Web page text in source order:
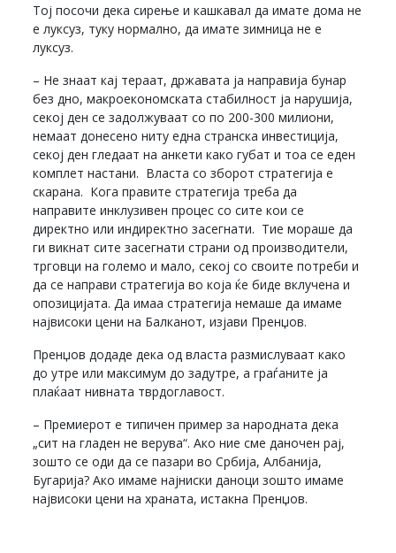
Тој посочи дека сирење и кашкавал да имате дома не
е луксуз, туку нормално, да имате зимница не е
луксуз.
– Не знаат кај тераат, државата ја направија бунар
без дно, макроекономската стабилност ја нарушија,
секој ден се задолжуваат со по 200-300 милиони,
немаат донесено ниту една странска инвестиција,
секој ден гледаат на анкети како губат и тоа се еден
комплет настани. Власта со зборот стратегија е
скарана. Кога правите стратегија треба да
направите инклузивен процес со сите кои се
директно или индиректно засегнати. Тие мораше да
ги викнат сите засегнати страни од производители,
трговци на големо и мало, секој со своите потреби и
да се направи стратегија во која ќе биде вклучена и
опозицијата. Да имаа стратегија немаше да имаме
највисоки цени на Балканот, изјави Пренџов.
Пренџов додаде дека од власта размислуваат како
до утре или максимум до задутре, а граѓаните ја
плаќаат нивната тврдоглавост.
– Премиерот е типичен пример за народната дека
„сит на гладен не верува“. Ако ние сме даночен рај,
зошто се оди да се пазари во Србија, Албанија,
Бугарија? Ако имаме најниски даноци зошто имаме
највисоки цени на храната, истакна Пренџов.